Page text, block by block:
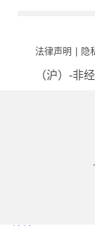
法律声明 | 隐
（沪）-非